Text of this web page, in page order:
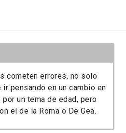
cometen errores, no solo
ir pensando en un cambio en
un tema de edad, pero
el de la Roma o De Gea.